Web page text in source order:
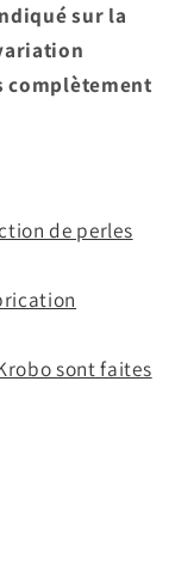
sur la
complètement
de perles
sont faites